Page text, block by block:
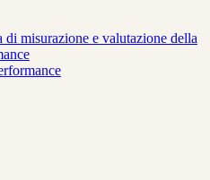
di misurazione e valutazione della